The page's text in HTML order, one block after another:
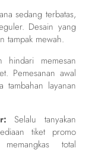
sedang terbatas,
Desain yang
tampak mewah.
hindari memesan
Pemesanan awal
tambahan layanan
Selalu tanyakan
tiket promo
total